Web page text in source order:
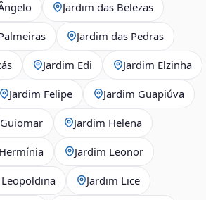
Jardim das Belezas
Jardim das Pedras
Jardim Edi Jardim Elzinha
Jardim Felipe Jardim Guapiúva
Jardim Helena
Jardim Leonor
Jardim Lice